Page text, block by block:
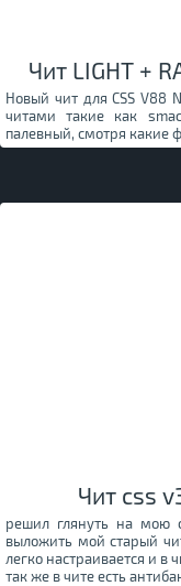
Чит LIGHT +
Новый чит для CSS V88
читами такие как
палевный, смотря какие
Чит css
решил глянуть на мою
выложить мой старый
легко настраивается и в
так же в чите есть